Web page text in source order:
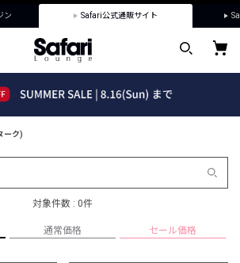
ン Safari公式通販サイト
ーク)
対象件数 : 0件
通常価格 セール価格